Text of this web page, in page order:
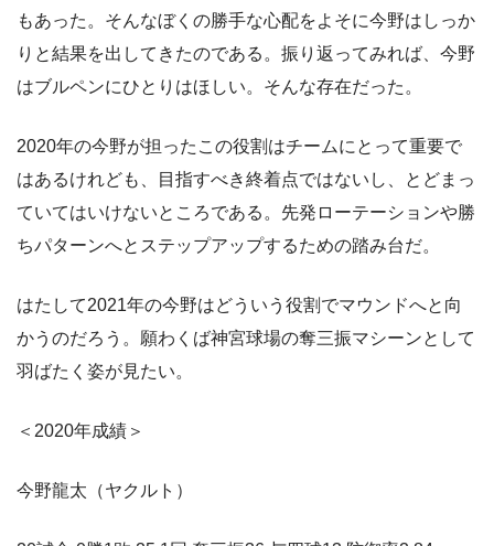
もあった。そんなぼくの勝手な心配をよそに今野はしっか
りと結果を出してきたのである。振り返ってみれば、今野
はブルペンにひとりはほしい。そんな存在だった。
2020年の今野が担ったこの役割はチームにとって重要で
はあるけれども、目指すべき終着点ではないし、とどまっ
ていてはいけないところである。先発ローテーションや勝
ちパターンへとステップアップするための踏み台だ。
はたして2021年の今野はどういう役割でマウンドへと向
かうのだろう。願わくば神宮球場の奪三振マシーンとして
羽ばたく姿が見たい。
＜2020年成績＞
今野龍太（ヤクルト）